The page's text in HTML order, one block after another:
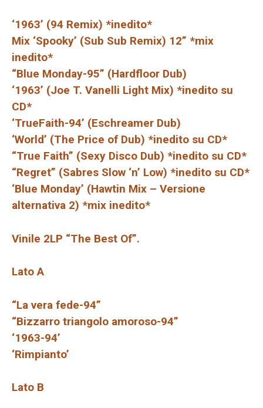
‘1963’ (94 Remix) *inedito*
Mix ‘Spooky’ (Sub Sub Remix) 12” *mix
inedito*
“Blue Monday-95” (Hardfloor Dub)
‘1963’ (Joe T. Vanelli Light Mix) *inedito su
CD*
‘TrueFaith-94’ (Eschreamer Dub)
‘World’ (The Price of Dub) *inedito su CD*
“True Faith” (Sexy Disco Dub) *inedito su CD*
“Regret” (Sabres Slow ‘n’ Low) *inedito su CD*
‘Blue Monday’ (Hawtin Mix – Versione
alternativa 2) *mix inedito*
Vinile 2LP “The Best Of”.
Lato A
“La vera fede-94”
“Bizzarro triangolo amoroso-94”
‘1963-94’
‘Rimpianto’
Lato B